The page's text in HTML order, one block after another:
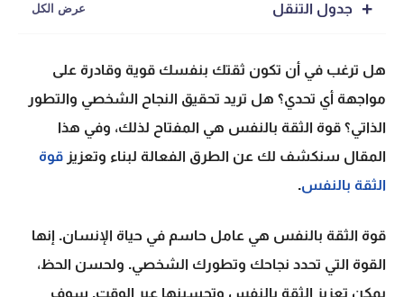
جدول التنقل
هل ترغب في أن تكون ثقتك بنفسك قوية وقادرة على
مواجهة أي تحدي؟ هل تريد تحقيق النجاح الشخصي والتطور
الذاتي؟ قوة الثقة بالنفس هي المفتاح لذلك، وفي هذا
المقال سنكشف لك عن الطرق الفعالة لبناء وتعزيز قوة
الثقة بالنفس.
قوة الثقة بالنفس هي عامل حاسم في حياة الإنسان. إنها
القوة التي تحدد نجاحك وتطورك الشخصي. ولحسن الحظ،
يمكن تعزيز الثقة بالنفس وتحسينها عبر الوقت. سوف